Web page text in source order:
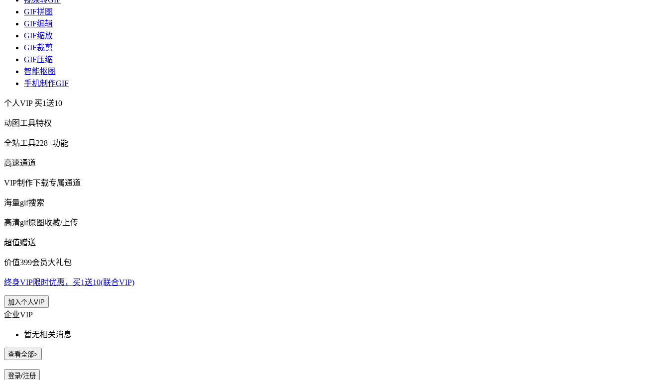
GIF拼图
GIF编辑
GIF缩放
GIF裁剪
GIF压缩
智能抠图
手机制作GIF
个人VIP 买1送10
动图工具特权
全站工具228+功能
高速通道
VIP制作下载专属通道
海量gif搜索
高清gif原图收藏/上传
超值赠送
价值399会员大礼包
终身VIP限时优惠，买1送10(联合VIP)
加入个人VIP
企业VIP
暂无相关消息
查看全部>
登录/注册